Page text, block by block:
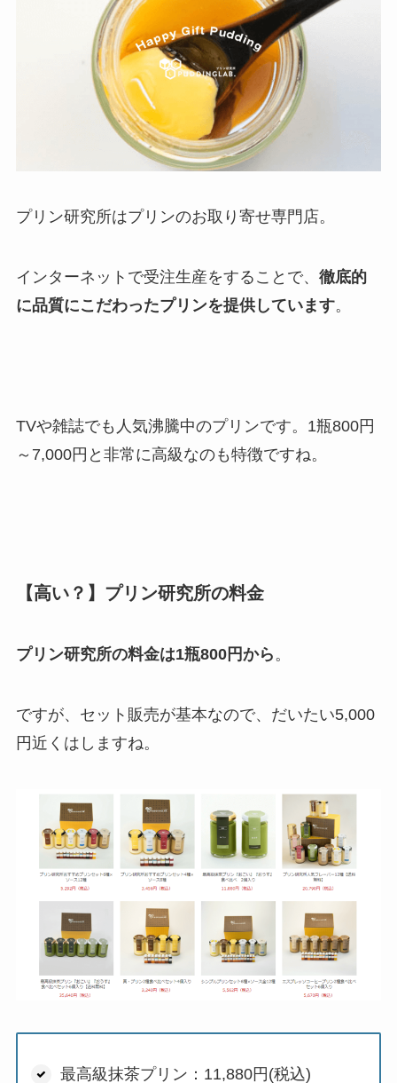
プリン研究所はプリンのお取り寄せ専門店。
インターネットで受注生産をすることで、 徹底的
に品質にこだわったプリンを提供しています。
TVや雑誌でも人気沸騰中のプリンです。1瓶800円
～7,000円と非常に高級なのも特徴ですね。
【高い？】プリン研究所の料金
プリン研究所の料金は1瓶800円から。
ですが、セット販売が基本なので、だいたい5,000
円近くはしますね。
最高級抹茶プリン：11,880円(税込)